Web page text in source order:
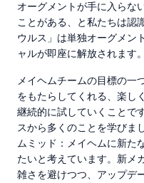
オーグメントが手に入らな
ことがある、と私たちは認
ウルス」は単独オーグメン
ャルが即座に解放されます。
メイヘムチームの目標の一
をもたらしてくれる、楽し
継続的に試していくことで
スから多くのことを学びま
ムミッド：メイヘムに新た
たいと考えています。新メ
雑さを避けつつ、アップデ